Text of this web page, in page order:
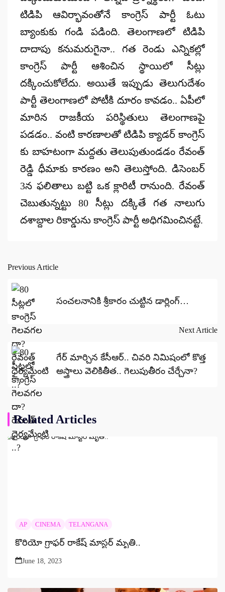
టిడిపి ఆవిర్భావంతోనే కాంగ్రెస్ పార్టీ ఓటు
బ్యాంకుకు గండి పడింది. తెలంగాణలో టిడిపి
దాదాపు కనుమరుగైనా.. గత రెండు ఎన్నికల్లో
కాంగ్రెస్ పార్టీ ఆశించిన స్థాయిలో సీట్లు
దక్కించుకోలేదు. అయితే ఇప్పుడు తెలుగుదేశం
పార్టీ తెలంగాణలో పోటీకి దూరం కావడం.. ఏపీలో
మారిన రాజకీయ పరిస్థితులు తెలంగాణపై
పడడం.. వంటి కారణాలతో టిడిపి క్యాడర్ కాంగ్రెస్
కు బాహటంగా మద్దతు తెలుపుతుండడం రేవంత్
రెడ్డి ధీమాకు కారణం అని తెలుస్తోంది. డిసెంబర్
3న ఫలితాలు బట్టి ఒక క్లారిటీ రానుంది. రేవంత్
చెబుతున్నట్టు 80 సీట్లు దక్కితే గత నాలుగు
దశాబ్దాల రికార్డును కాంగ్రెస్ పార్టీ అధిగమించినట్టే.
Post
navigation
Previous Article
సంచలనానికి శ్రీకారం చుట్టిన డార్లింగ్…
Next Article
గేర్‌ మార్చిన కేసీఆర్‌.. చివరి నిమిషంలో కొత్త
అస్త్రాలు వెలికితీత.. గెలుపుతీరం చేర్చేనా?
Related Articles
AP CINEMA TELANGANA
కొరియో గ్రాఫర్ రాకేష్ మాస్టర్ మృతి..
June 18, 2023